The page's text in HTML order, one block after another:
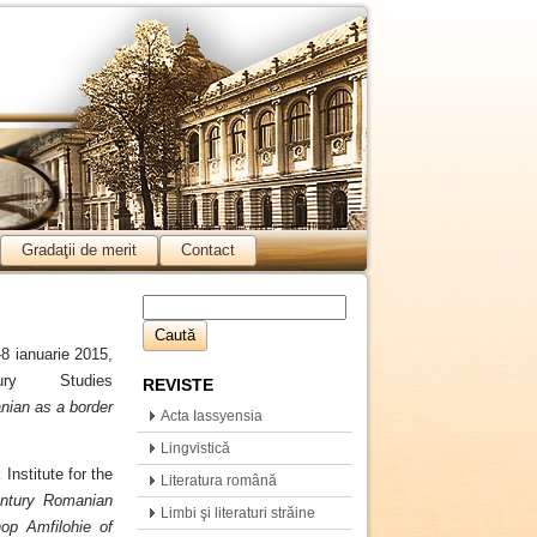
Gradaţii de merit Contact
ianuarie 2015,
Studies
as a border
Institute for the
Romanian
Amfilohie of
REVISTE
Acta Iassyensia
Comparationis
Lingvistică
Literatura română
Limbi şi literaturi străine